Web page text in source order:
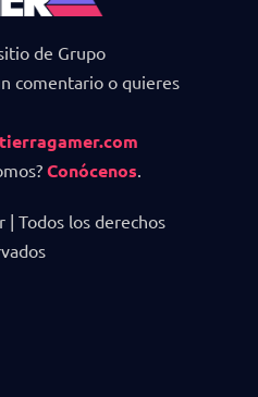
de Grupo
comentario o quieres
Conócenos
Todos los derechos